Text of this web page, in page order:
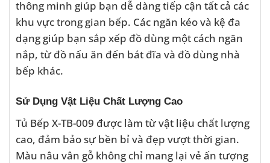
thông minh giúp bạn dễ dàng tiếp cận tất cả các
khu vực trong gian bếp. Các ngăn kéo và kệ đa
dạng giúp bạn sắp xếp đồ dùng một cách ngăn
nắp, từ đồ nấu ăn đến bát đĩa và đồ dùng nhà
bếp khác.
Sử Dụng Vật Liệu Chất Lượng Cao
Tủ Bếp X-TB-009 được làm từ vật liệu chất lượng
cao, đảm bảo sự bền bỉ và đẹp vượt thời gian.
Màu nâu vân gỗ không chỉ mang lại vẻ ấn tượng